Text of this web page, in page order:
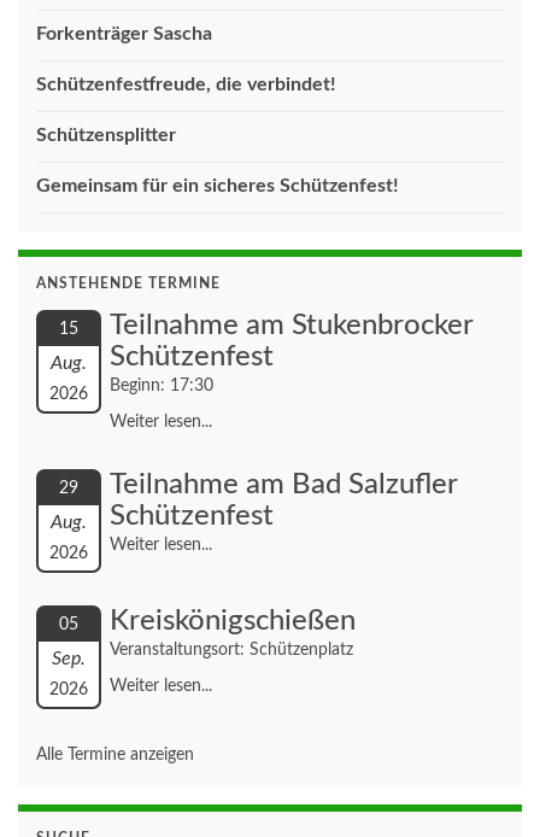
Forkenträger Sascha
Schützenfestfreude, die verbindet!
Schützensplitter
Gemeinsam für ein sicheres Schützenfest!
ANSTEHENDE TERMINE
15
Aug.
2026
Teilnahme am Stukenbrocker
Schützenfest
Beginn: 17:30
Weiter lesen...
29
Aug.
2026
Teilnahme am Bad Salzufler
Schützenfest
Weiter lesen...
05
Sep.
2026
Kreiskönigschießen
Veranstaltungsort: Schützenplatz
Weiter lesen...
Alle Termine anzeigen